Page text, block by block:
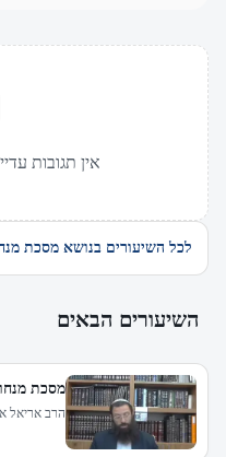
אין תגובות
לכל השיעורים בנושא מסכת
השיעורים הבאים
מסכת
הרב אריאל